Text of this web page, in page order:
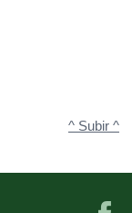
^ Subir ^